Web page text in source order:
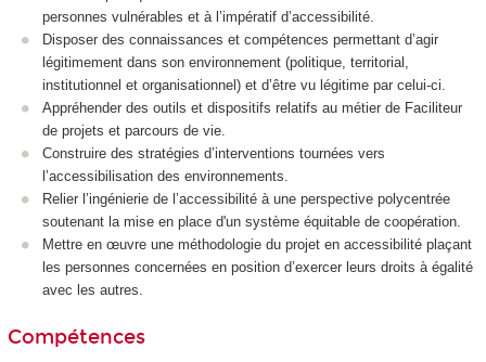
personnes vulnérables et à l’impératif d’accessibilité.
Disposer des connaissances et compétences permettant d’agir
légitimement dans son environnement (politique, territorial,
institutionnel et organisationnel) et d’être vu légitime par celui-ci.
Appréhender des outils et dispositifs relatifs au métier de Faciliteur
de projets et parcours de vie.
Construire des stratégies d’interventions tournées vers
l’accessibilisation des environnements.
Relier l’ingénierie de l’accessibilité à une perspective polycentrée
soutenant la mise en place d'un système équitable de coopération.
Mettre en œuvre une méthodologie du projet en accessibilité plaçant
les personnes concernées en position d’exercer leurs droits à égalité
avec les autres.
Compétences